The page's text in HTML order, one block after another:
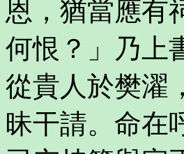
恩，猶當應有
何恨？」乃上
從貴人於樊濯
昧干請。命在